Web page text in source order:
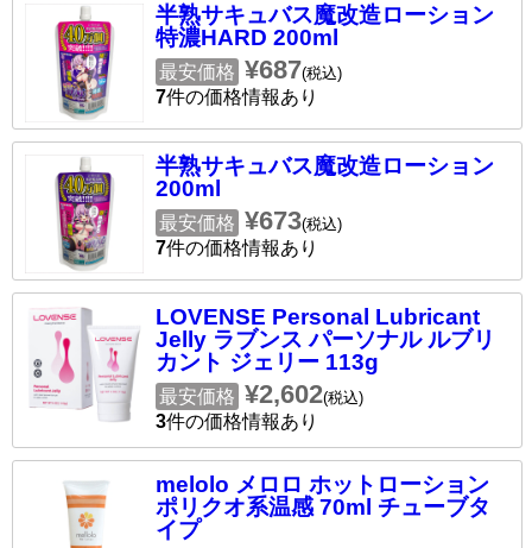
半熟サキュバス魔改造ローション
特濃HARD 200ml
最安価格 ¥687(税込)
7件の価格情報あり
半熟サキュバス魔改造ローション
200ml
最安価格 ¥673(税込)
7件の価格情報あり
LOVENSE Personal Lubricant
Jelly ラブンス パーソナル ルブリ
カント ジェリー 113g
最安価格 ¥2,602(税込)
3件の価格情報あり
melolo メロロ ホットローション
ポリクオ系温感 70ml チューブタ
イプ